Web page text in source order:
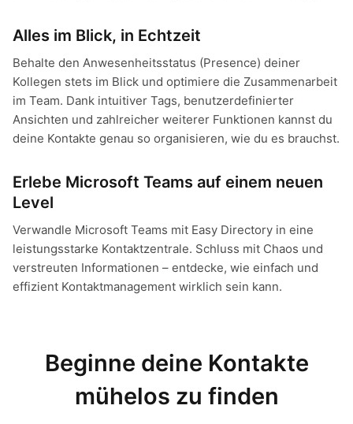
Alles im Blick, in Echtzeit
Behalte den Anwesenheitsstatus (Presence) deiner
Kollegen stets im Blick und optimiere die Zusammenarbeit
im Team. Dank intuitiver Tags, benutzerdefinierter
Ansichten und zahlreicher weiterer Funktionen kannst du
deine Kontakte genau so organisieren, wie du es brauchst.
Erlebe Microsoft Teams auf einem neuen
Level
Verwandle Microsoft Teams mit Easy Directory in eine
leistungsstarke Kontaktzentrale. Schluss mit Chaos und
verstreuten Informationen – entdecke, wie einfach und
effizient Kontaktmanagement wirklich sein kann.
Beginne deine Kontakte
mühelos zu finden